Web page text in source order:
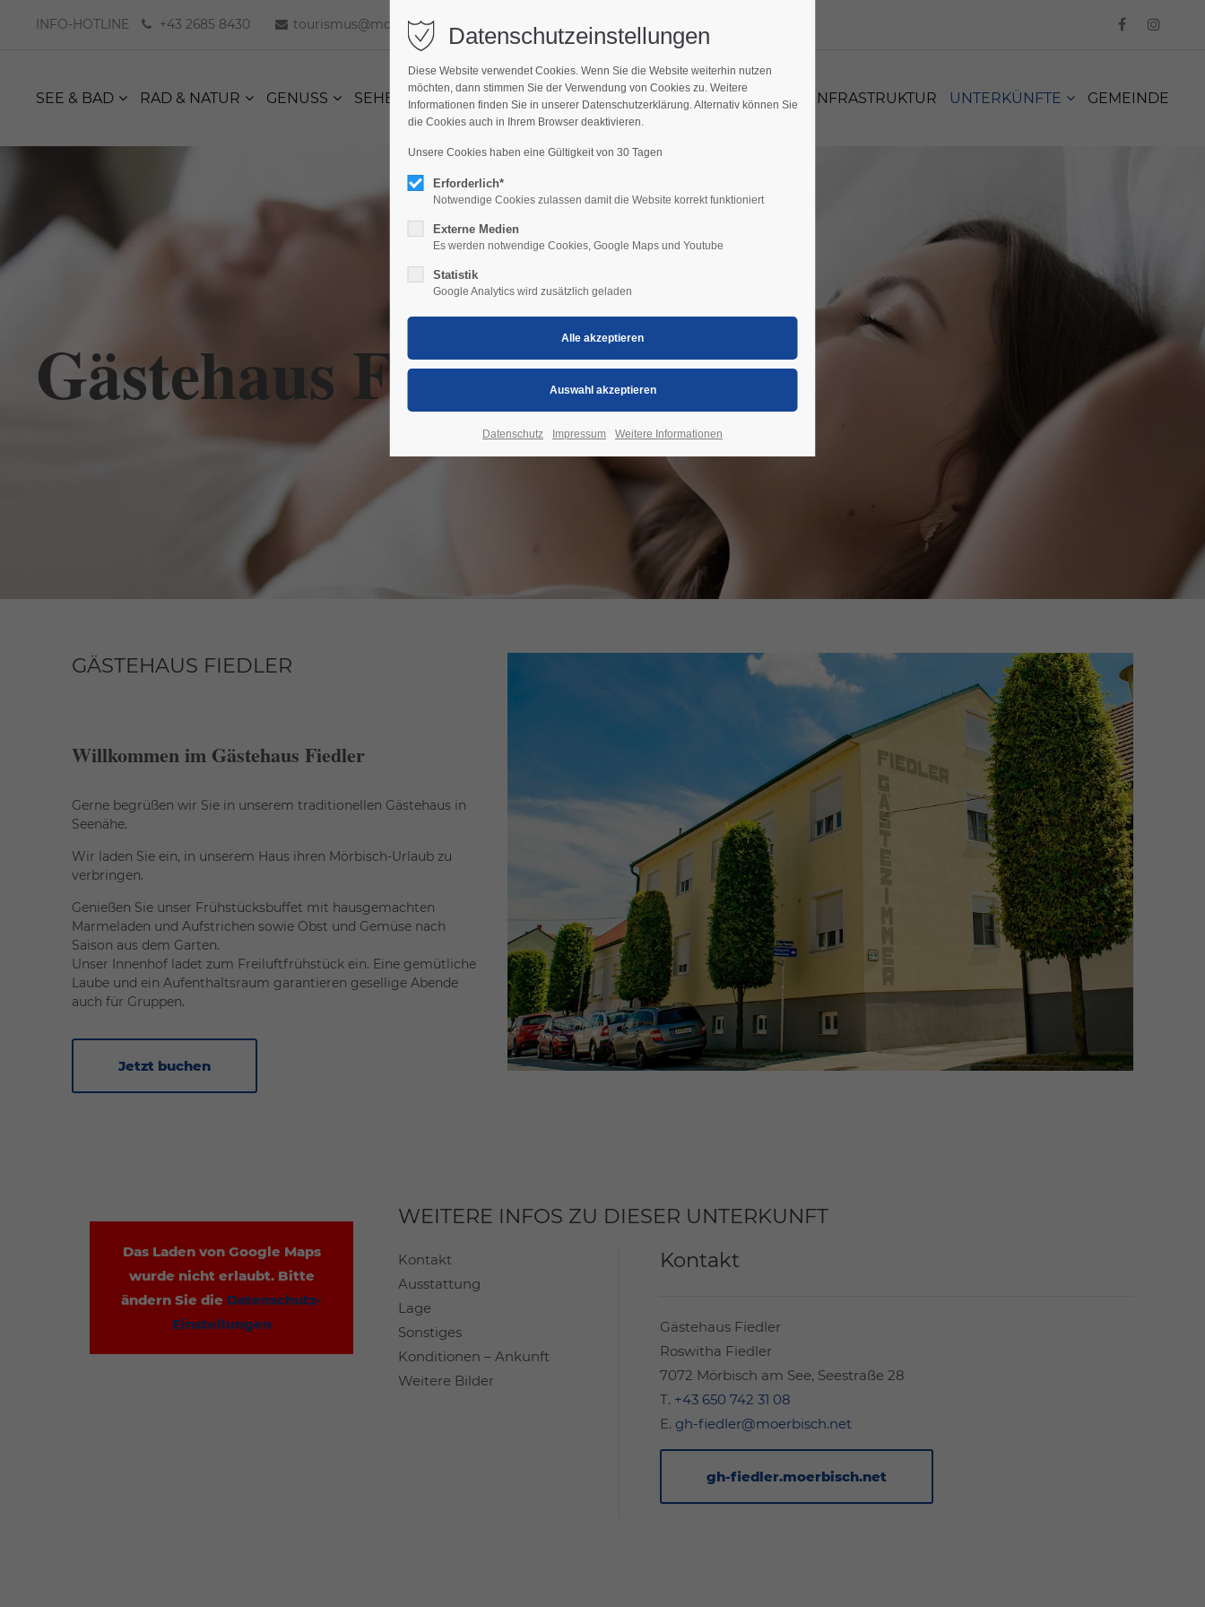
INFO-HOTLINE +43 2685 8430 tourismus@moerbisch.com
SEE & BAD RAD & NATUR GENUSS SEHENSWERT KIDS INFRASTRUKTUR UNTERKÜNFTE GEMEINDE
Gästehaus Fiedler
GÄSTEHAUS FIEDLER
Willkommen im Gästehaus Fiedler
Gerne begrüßen wir Sie in unserem traditionellen Gästehaus in
Seenähe.
Wir laden Sie ein, in unserem Haus ihren Mörbisch-Urlaub zu
verbringen.
Genießen Sie unser Frühstücksbuffet mit hausgemachten
Marmeladen und Aufstrichen sowie Obst und Gemüse nach
Saison aus dem Garten.
Unser Innenhof ladet zum Freiluftfrühstück ein. Eine gemütliche
Laube und ein Aufenthaltsraum garantieren gesellige Abende
auch für Gruppen.
Jetzt buchen
Das Laden von Google Maps
wurde nicht erlaubt. Bitte
ändern Sie die Datenschutz-
Einstellungen
WEITERE INFOS ZU DIESER UNTERKUNFT
Kontakt
Ausstattung
Lage
Sonstiges
Konditionen – Ankunft
Weitere Bilder
Kontakt
Gästehaus Fiedler
Roswitha Fiedler
7072 Mörbisch am See, Seestraße 28
T. +43 650 742 31 08
E.gh-fiedler@moerbisch.net
gh-fiedler.moerbisch.net
Datenschutzeinstellungen
Diese Website verwendet Cookies. Wenn Sie die Website weiterhin nutzen
möchten, dann stimmen Sie der Verwendung von Cookies zu. Weitere
Informationen finden Sie in unserer Datenschutzerklärung. Alternativ können Sie
die Cookies auch in Ihrem Browser deaktivieren.
Unsere Cookies haben eine Gültigkeit von 30 Tagen
Erforderlich*
Notwendige Cookies zulassen damit die Website korrekt funktioniert
Externe Medien
Es werden notwendige Cookies, Google Maps und Youtube
Statistik
Google Analytics wird zusätzlich geladen
Datenschutz Impressum Weitere Informationen